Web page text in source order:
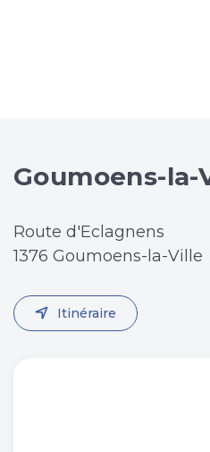
Goumoens-la-
Route d'Eclagnens
1376 Goumoens-la-Ville
Itinéraire